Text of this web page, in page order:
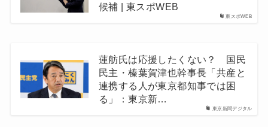
東スポWEB
候補 | 東スポWEB
東京新聞デジタル
蓮舫氏は応援したくない？ 国民
民主・榛葉賀津也幹事長「共産と
連携する人が東京都知事では困
る」：東京新…